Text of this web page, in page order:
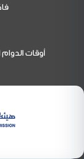
أوقات الدوام